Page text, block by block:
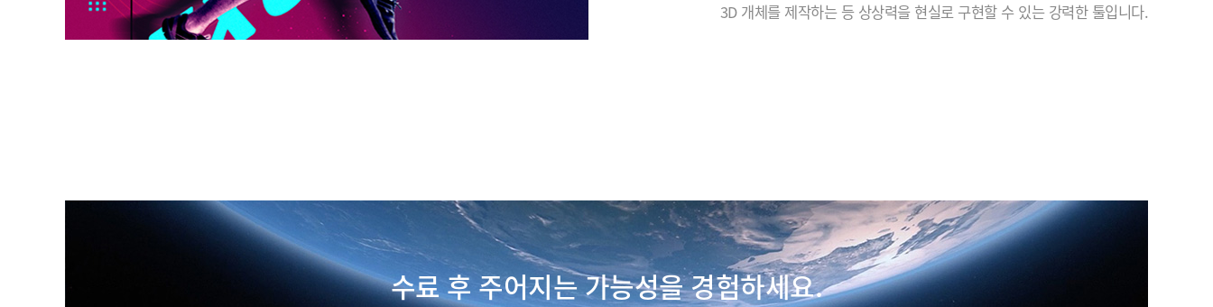
3D 개체를 제작하는 등 상상력을 현실로 구현할 수 있는 강력한 툴입니다.
수료 후 주어지는 가능성을 경험하세요.